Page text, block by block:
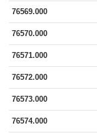
76569.000
76570.000
76571.000
76572.000
76573.000
76574.000